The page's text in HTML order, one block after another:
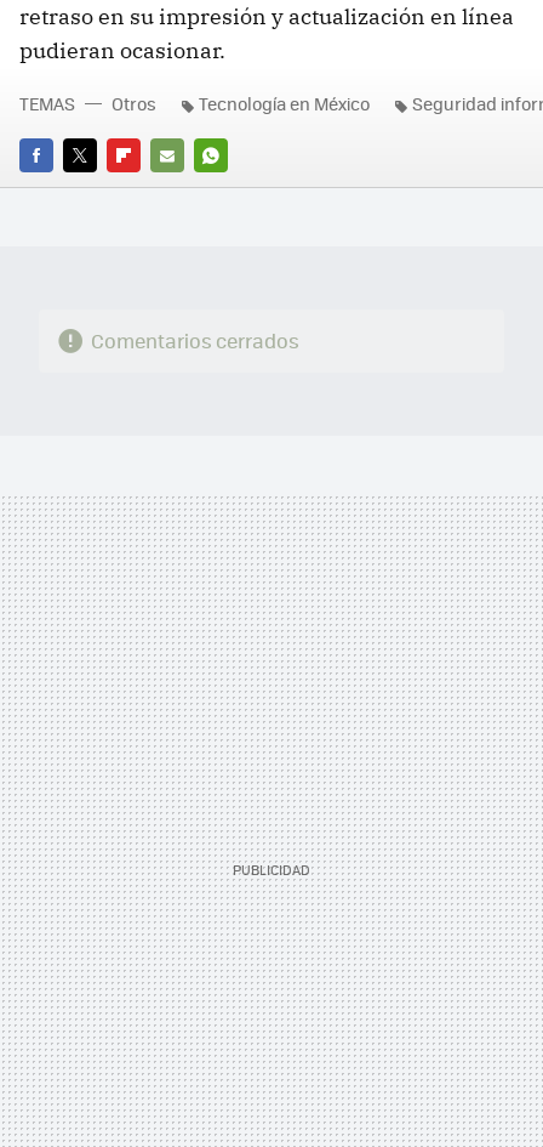
retraso en su impresión y actualización en línea
pudieran ocasionar.
FACEBOOK
TWITTERFLIPBOARD
E-
WHATSAPP
TEMAS Otros Tecnología en México Seguridad
Comentarios cerrados